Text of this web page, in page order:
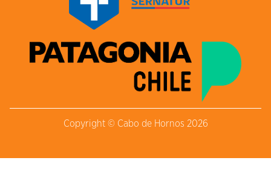
Copyright © Cabo de Hornos 2026